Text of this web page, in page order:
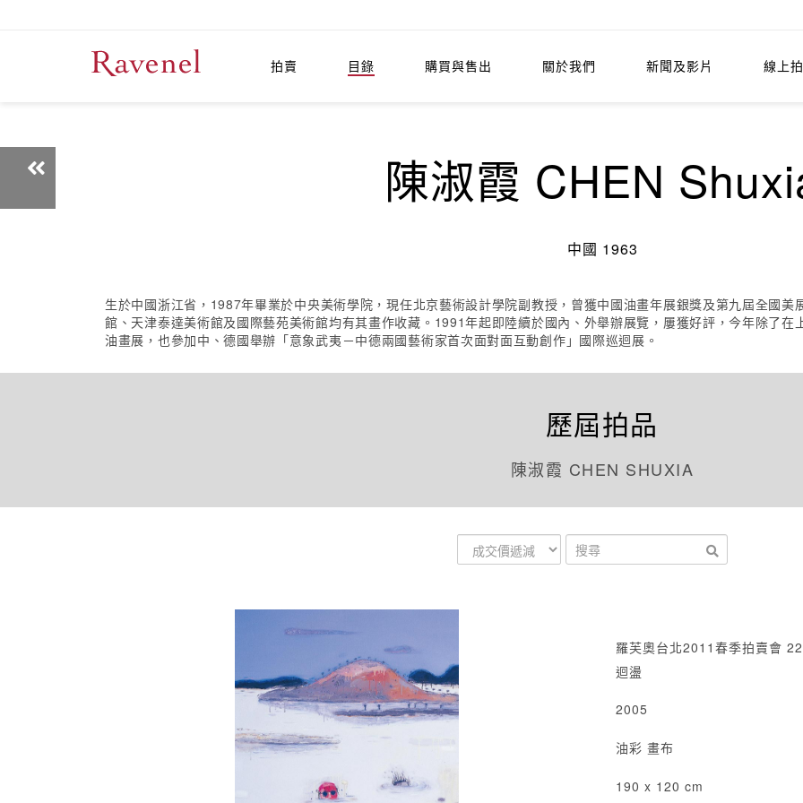
拍賣 目錄 購買與售出 關於我們 新聞及影片 線上
陳淑霞 CHEN
中國 1963
生於中國浙江省，1987年畢業於中央美術學院，現任北京藝術設計學院副教授，曾獲中國油畫年展銀獎及第九屆全國
館、天津泰達美術館及國際藝苑美術館均有其畫作收藏。1991年起即陸續於國內、外舉辦展覽，屢獲好評，今年除了
油畫展，也參加中、德國舉辦「意象武夷－中德兩國藝術家首次面對面互動創作」國際巡迴展。
歷屆拍品
陳淑霞 CHEN SHUXIA
羅芙奧台北2011春季拍賣會
迴盪
2005
油彩 畫布
190 x 120 cm